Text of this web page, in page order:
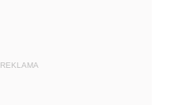
REKLAMA